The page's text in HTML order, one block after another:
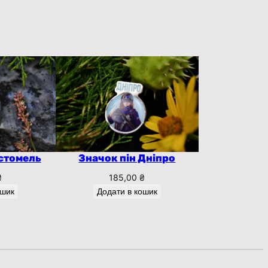
Значок пін Дніпро
185,00₴
Додати в кошик